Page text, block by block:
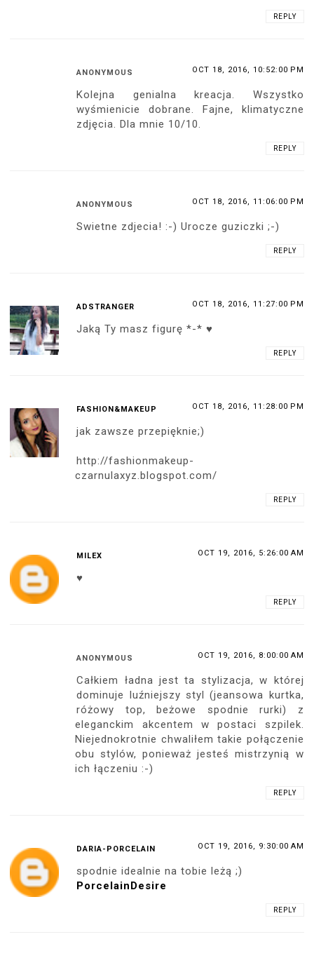
REPLY
ANONYMOUS OCT 18, 2016, 10:52:00 PM
Kolejna genialna kreacja. Wszystko
wyśmienicie dobrane. Fajne, klimatyczne
zdjęcia. Dla mnie 10/10.
REPLY
ANONYMOUS OCT 18, 2016, 11:06:00 PM
Swietne zdjecia! :-) Urocze guziczki ;-)
REPLY
ADSTRANGER OCT 18, 2016, 11:27:00 PM
Jaką Ty masz figurę *-* ♥
REPLY
FASHION&MAKEUP OCT 18, 2016, 11:28:00 PM
jak zawsze przepięknie;)
http://fashionmakeup-
czarnulaxyz.blogspot.com/
REPLY
MILEX OCT 19, 2016, 5:26:00 AM
♥
REPLY
ANONYMOUS OCT 19, 2016, 8:00:00 AM
Całkiem ładna jest ta stylizacja, w której
dominuje luźniejszy styl (jeansowa kurtka,
różowy top, beżowe spodnie rurki) z
eleganckim akcentem w postaci szpilek.
Niejednokrotnie chwaliłem takie połączenie
obu stylów, ponieważ jesteś mistrzynią w
ich łączeniu :-)
REPLY
DARIA-PORCELAIN OCT 19, 2016, 9:30:00 AM
spodnie idealnie na tobie leżą ;)
PorcelainDesire
REPLY